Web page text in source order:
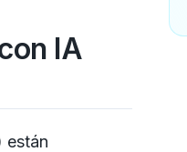
IA
están